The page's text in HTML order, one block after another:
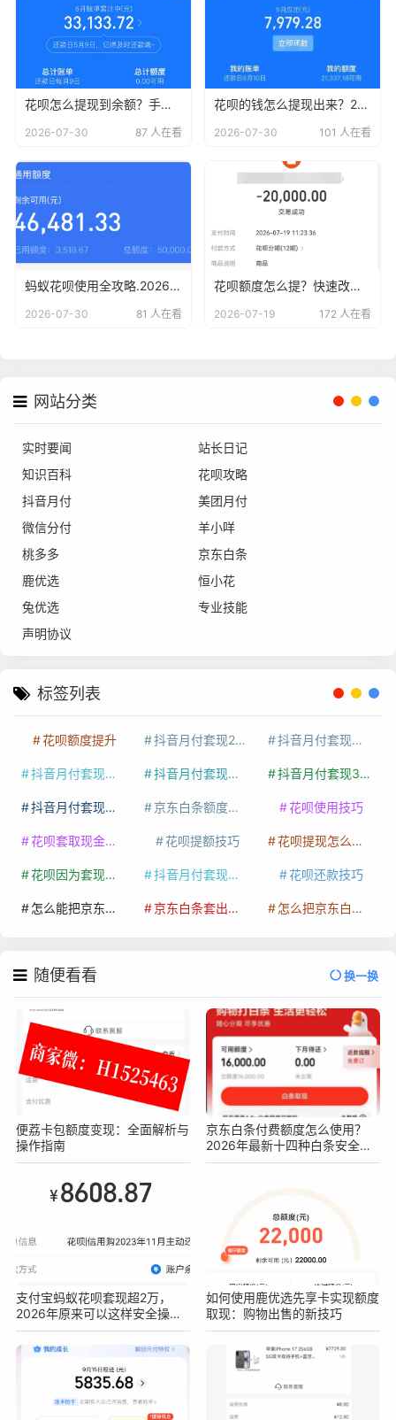
花呗怎么提现到余额？手把手教你正确姿势，小白必看！
2026-07-30 87 人在看
花呗的钱怎么提现出来？2026年最新宝藏攻略，手把手教你快速搞定！
2026-07-30 101 人在看
蚂蚁花呗使用全攻略.2026版最新15种方法解析与风险警示
2026-07-30 81 人在看
花呗额度怎么提？快速改善资金周转的合规方法
2026-07-19 172 人在看
网站分类
实时要闻
站长日记
知识百科
花呗攻略
抖音月付
美团月付
微信分付
羊小咩
桃多多
京东白条
鹿优选
恒小花
兔优选
专业技能
声明协议
标签列表
花呗额度提升 抖音月付套现24小时接单 抖音月付套现怎么套
抖音月付套现多少手续费 抖音月付套现商家有哪些 抖音月付套现30秒技巧
抖音月付套现最新方法 京东白条额度提升 花呗使用技巧
花呗套取现金最佳方法 花呗提额技巧 花呗提现怎么操作
花呗因为套现被限额了这种情况要多久才会好 抖音月付套现秒回100起 花呗还款技巧
怎么能把京东白条额度钱套出来 京东白条套出来手续费多少 怎么把京东白条的钱取出来
随便看看 换一换
便荔卡包额度变现：全面解析与
操作指南
京东白条付费额度怎么使用？
2026年最新十四种白条安全操
作方法
支付宝蚂蚁花呗套现超2万，
2026年原来可以这样安全操作
不被查！真实亲测方法分享
如何使用鹿优选先享卡实现额度
取现：购物出售的新技巧